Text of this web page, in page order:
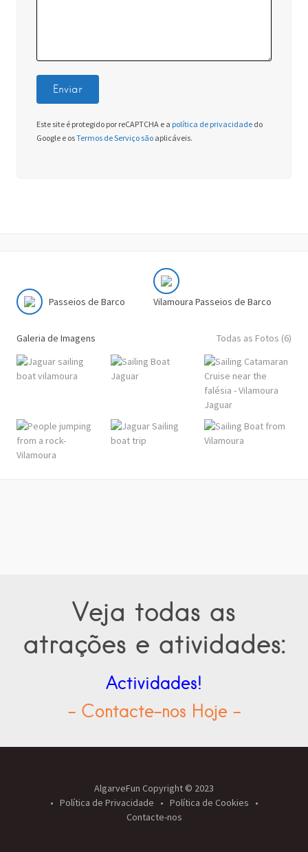
Este site é protegido por reCAPTCHA e a política de privacidade do
Google e osTermos de Serviço são aplicáveis.
Passeios de Barco Vilamoura Passeios de Barco
Galeria de Imagens Todas as Fotos (6)
Veja todas as
atrações e atividades:
Actividades!
- Contacte-nos Hoje -
AlgarveFun Copyright © 2023
Política de Privacidade
Política de Cookies
Contacte-nos